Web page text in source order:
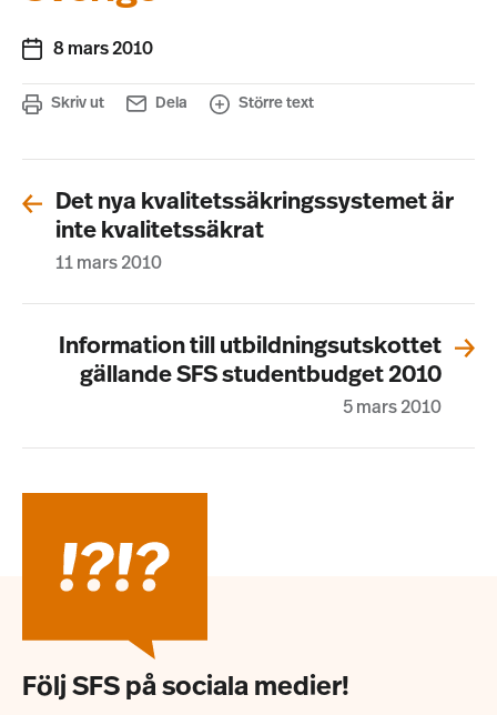
8 mars 2010
Skriv ut Dela Större text
Det nya kvalitetssäkringssystemet är
inte kvalitetssäkrat
11 mars 2010
Information till utbildningsutskottet
gällande SFS studentbudget 2010
5 mars 2010
Följ SFS på sociala medier!